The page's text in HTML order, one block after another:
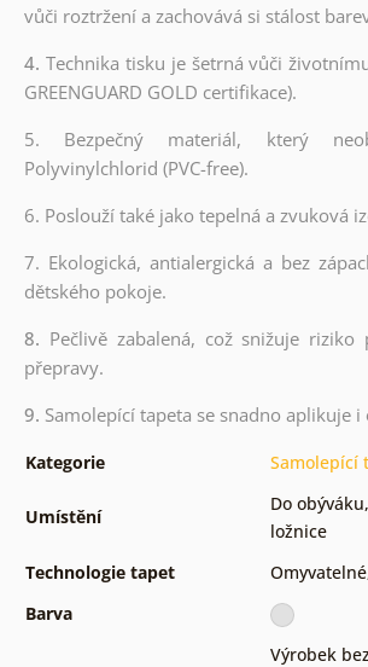
vůči roztržení a zachovává si stálost
4. Technika tisku je šetrná vůči
GREENGUARD GOLD certifikace).
5. Bezpečný materiál, který
Polyvinylchlorid (PVC-free).
6. Poslouží také jako tepelná a zvuková
7. Ekologická, antialergická a bez
dětského pokoje.
8. Pečlivě zabalená, což snižuje riziko
přepravy.
9. Samolepící tapeta se snadno aplikuje i
Kategorie Samolepící
Umístění
Do obýváku,
ložnice
Technologie tapet
Omyvatelné
Barva
Výrobek